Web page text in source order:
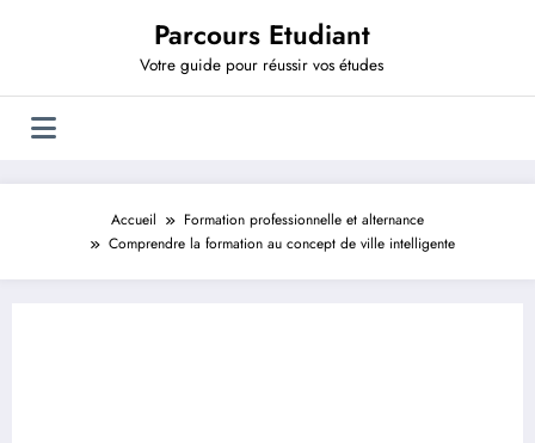
Parcours Etudiant
Votre guide pour réussir vos études
Accueil
Formation professionnelle et alternance
Comprendre la formation au concept de ville intelligente